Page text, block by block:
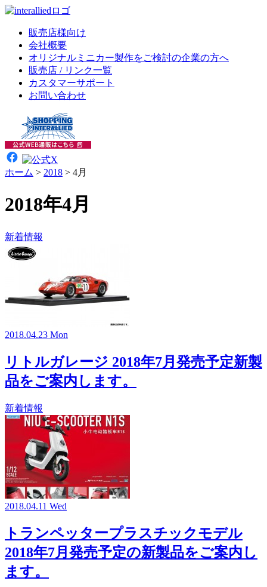
販売店様向け
会社概要
オリジナルミニカー製作をご検討の企業の方へ
販売店 / リンク一覧
カスタマーサポート
お問い合わせ
ホーム > 2018 > 4月
2018年4月
新着情報
2018.04.23 Mon
リトルガレージ 2018年7月発売予定新製
品をご案内します。
新着情報
2018.04.11 Wed
トランペッタープラスチックモデル
2018年7月発売予定の新製品をご案内し
ます。